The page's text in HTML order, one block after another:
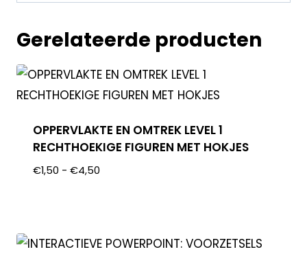
Gerelateerde producten
OPPERVLAKTE EN OMTREK LEVEL 1
RECHTHOEKIGE FIGUREN MET HOKJES
€1,50 - €4,50